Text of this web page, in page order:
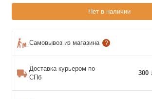
Нет в наличии
Самовывоз из магазина ?
Доставка курьером по
СПб
300